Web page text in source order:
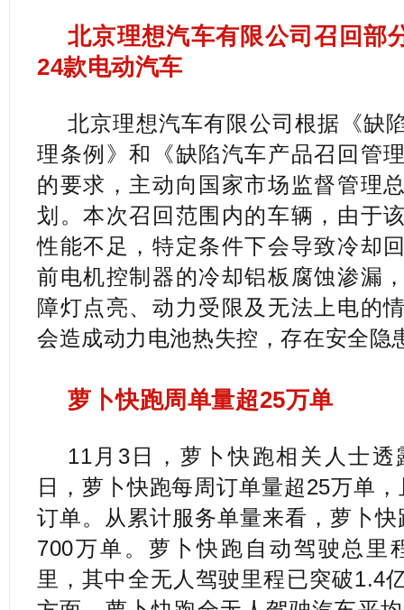
北京理想汽车有限公司召回部
24款电动汽车
北京理想汽车有限公司根据《缺
理条例》和《缺陷汽车产品召回管
的要求，主动向国家市场监督管理
划。本次召回范围内的车辆，由于
性能不足，特定条件下会导致冷却
前电机控制器的冷却铝板腐蚀渗漏
障灯点亮、动力受限及无法上电的
会造成动力电池热失控，存在安全隐
萝卜快跑周单量超25万单
11月3日，萝卜快跑相关人士透
日，萝卜快跑每周订单量超25万单
订单。从累计服务单量来看，萝卜
700万单。萝卜快跑自动驾驶总里
里，其中全无人驾驶里程已突破1.4